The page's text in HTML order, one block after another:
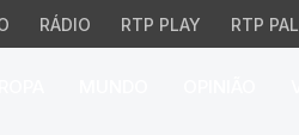
RÁDIO RTP PLAY RTP